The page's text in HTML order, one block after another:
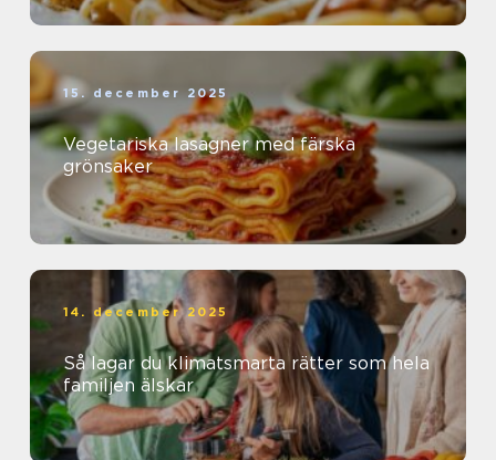
15. december 2025
Vegetariska lasagner med färska
grönsaker
14. december 2025
Så lagar du klimatsmarta rätter som hela
familjen älskar